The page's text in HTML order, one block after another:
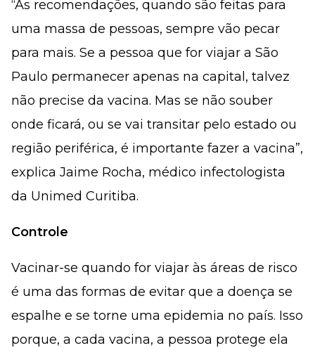
“As recomendações, quando são feitas para
uma massa de pessoas, sempre vão pecar
para mais. Se a pessoa que for viajar a São
Paulo permanecer apenas na capital, talvez
não precise da vacina. Mas se não souber
onde ficará, ou se vai transitar pelo estado ou
região periférica, é importante fazer a vacina”,
explica Jaime Rocha, médico infectologista
da Unimed Curitiba.
Controle
Vacinar-se quando for viajar às áreas de risco
é uma das formas de evitar que a doença se
espalhe e se torne uma epidemia no país. Isso
porque, a cada vacina, a pessoa protege ela